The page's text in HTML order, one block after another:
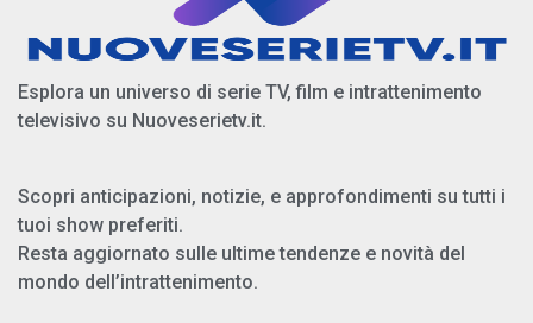
Esplora un universo di serie TV, film e intrattenimento
televisivo su Nuoveserietv.it.
Scopri anticipazioni, notizie, e approfondimenti su tutti i
tuoi show preferiti.
Resta aggiornato sulle ultime tendenze e novità del
mondo dell’intrattenimento.